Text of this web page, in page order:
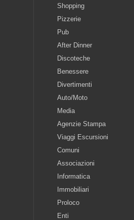
Shopping
Pizzerie
Pub
After Dinner
Discoteche
Benessere
Divertimenti
Auto/Moto
Media
Agenzie Stampa
Viaggi Escursioni
Comuni
Associazioni
Informatica
Immobiliari
Proloco
Enti